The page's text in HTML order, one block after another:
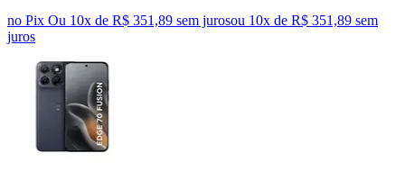
no Pix Ou 10x de R$ 351,89 sem jurosou 10x de R$ 351,89 sem
juros